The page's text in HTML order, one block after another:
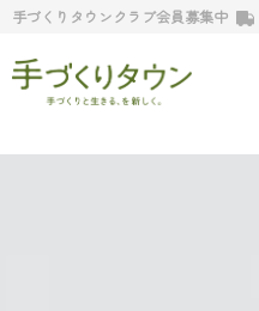
手づくりタウンクラブ会員募集中